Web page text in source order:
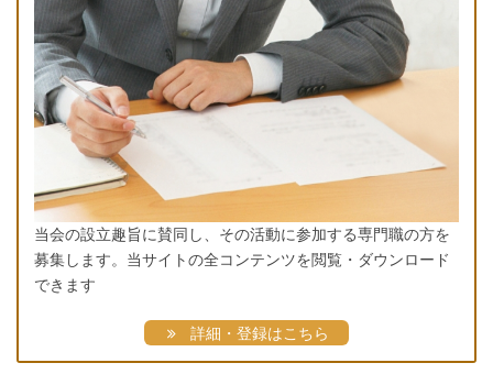
当会の設立趣旨に賛同し、その活動に参加する専門職の方を
募集します。当サイトの全コンテンツを閲覧・ダウンロード
できます
詳細・登録はこちら